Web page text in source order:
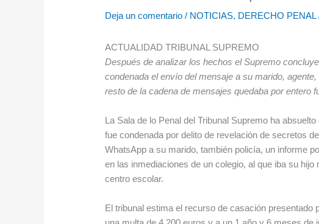
Deja un comentario / NOTICIAS, DERECHO PENAL
ACTUALIDAD TRIBUNAL SUPREMO
Después de analizar los hechos el Supremo
condenada el envío del mensaje a su marido,
resto de la cadena de mensajes quedaba por entero
La Sala de lo Penal del Tribunal Supremo ha
fue condenada por delito de revelación de secretos
WhatsApp a su marido, también policía, un informe
en las inmediaciones de un colegio, al que iba su
centro escolar.
El tribunal estima el recurso de casación presentado